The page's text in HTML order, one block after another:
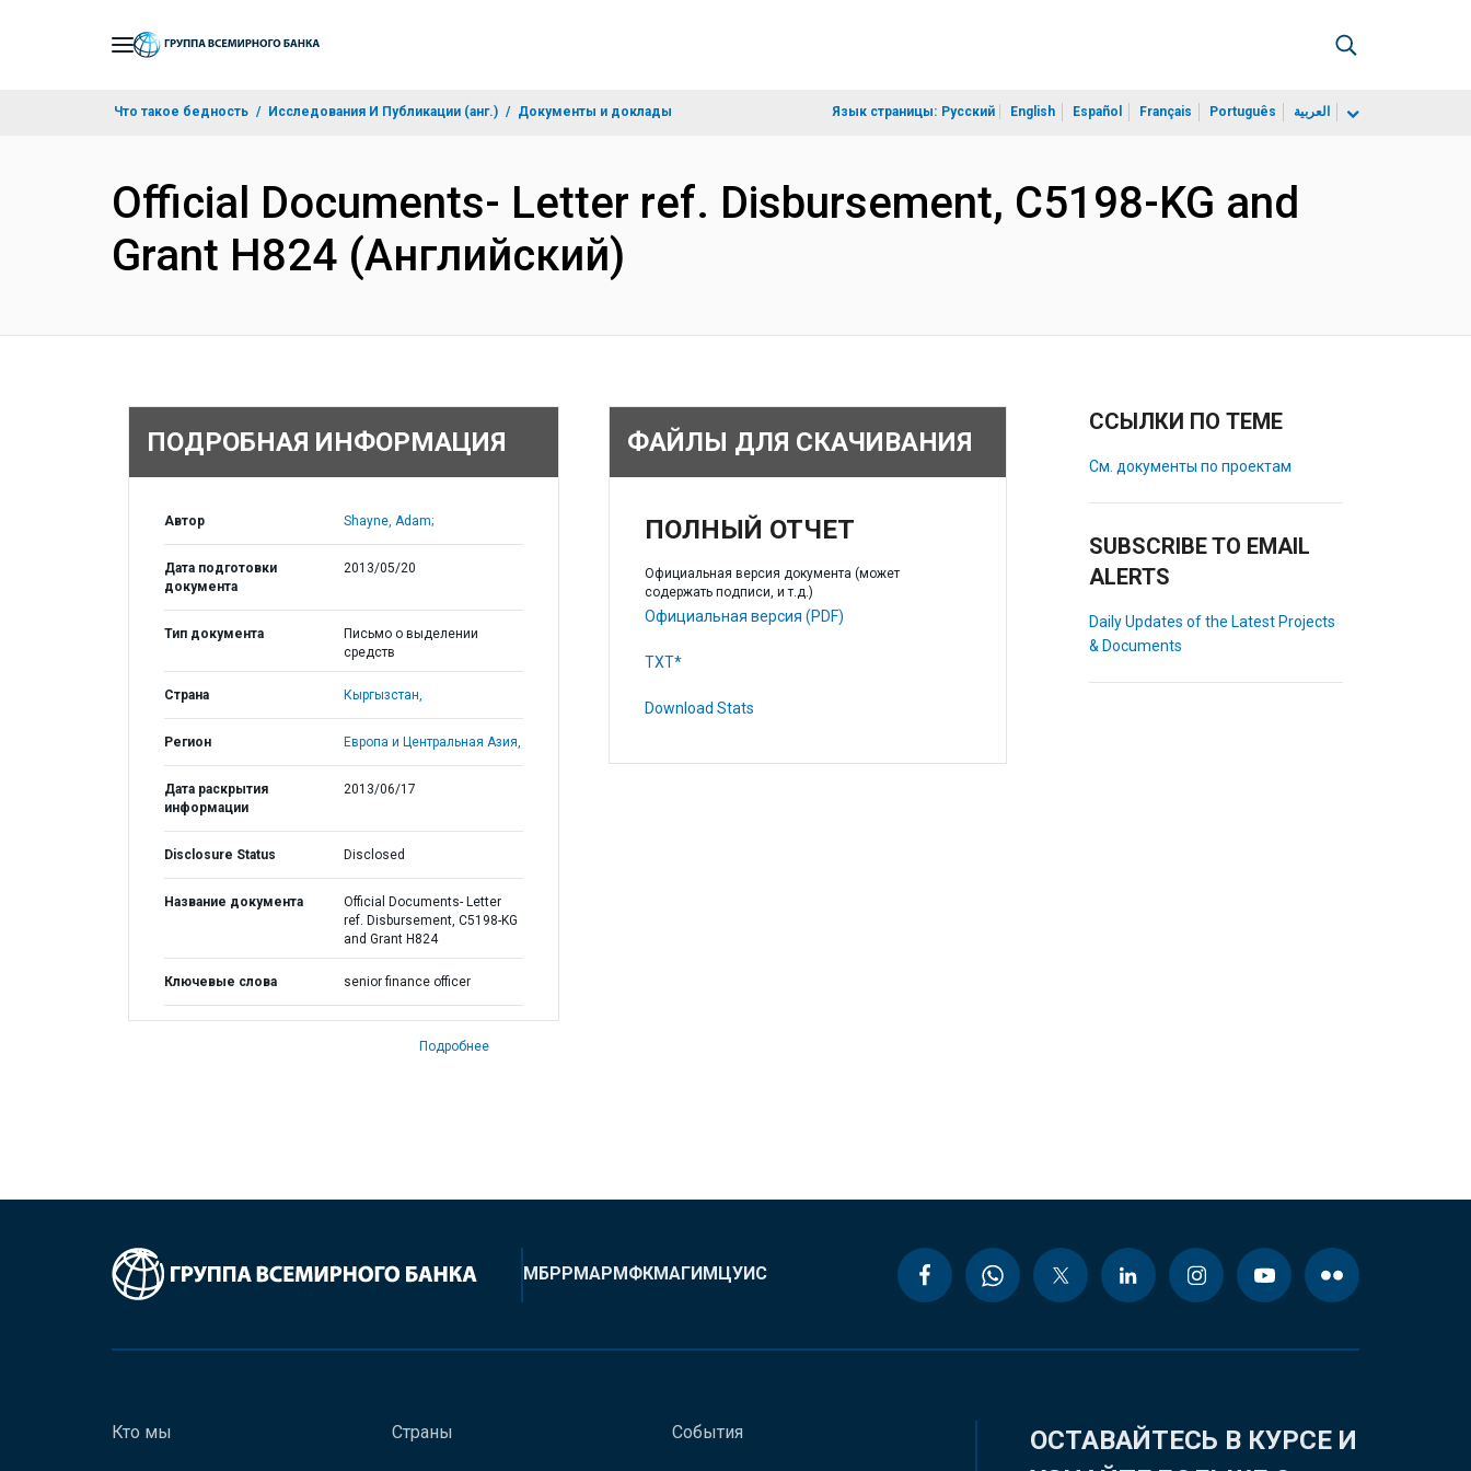
Что такое бедность Исследования И Публикации (анг.) Документы и доклады Язык страницы: Русский English Español Français Português العربية
Official Documents- Letter ref. Disbursement, C5198-KG and
Grant H824 (Английский)
ПОДРОБНАЯ ИНФОРМАЦИЯ
Автор Shayne, Adam;
Дата подготовки
документа
2013/05/20
Тип документа
Письмо о выделении
средств
Страна Кыргызстан,
Регион Европа и Центральная Азия,
Дата раскрытия
информации
2013/06/17
Disclosure Status Disclosed
Название документа
Official Documents- Letter
ref. Disbursement, C5198-KG
and Grant H824
Ключевые слова senior finance officer
Подробнее
ФАЙЛЫ ДЛЯ СКАЧИВАНИЯ
ПОЛНЫЙ ОТЧЕТ
Официальная версия документа (может
содержать подписи, и т.д.)
Официальная версия (PDF)
TXT*
Download Stats
ССЫЛКИ ПО ТЕМЕ
См. документы по проектам
SUBSCRIBE TO EMAIL
ALERTS
Daily Updates of the Latest Projects
& Documents
МБРРМАРМФКМАГИМЦУИС
Кто мы Страны События
ОСТАВАЙТЕСЬ В КУРСЕ И